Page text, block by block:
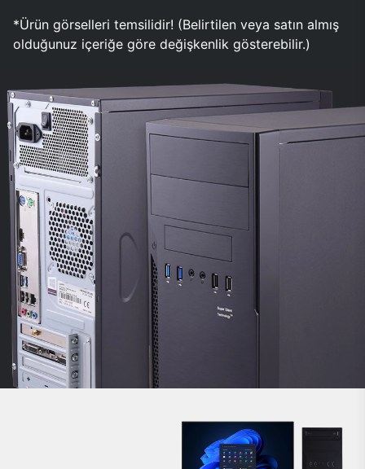
*Ürün görselleri temsilidir! (Belirtilen veya satın almış
olduğunuz içeriğe göre değişkenlik gösterebilir.)